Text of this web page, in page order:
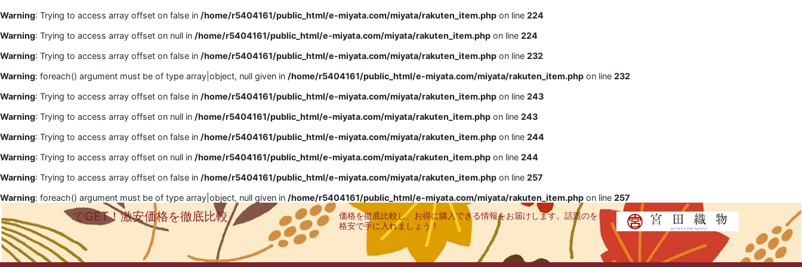
Warning: Trying to access array offset on false in /home/r5404161/public_html/e-miyata.com/miyata/rakuten_item.php on line 224
Warning: Trying to access array offset on null in /home/r5404161/public_html/e-miyata.com/miyata/rakuten_item.php on line 224
Warning: Trying to access array offset on false in /home/r5404161/public_html/e-miyata.com/miyata/rakuten_item.php on line 232
Warning: foreach() argument must be of type array|object, null given in /home/r5404161/public_html/e-miyata.com/miyata/rakuten_item.php on line 232
Warning: Trying to access array offset on false in /home/r5404161/public_html/e-miyata.com/miyata/rakuten_item.php on line 243
Warning: Trying to access array offset on null in /home/r5404161/public_html/e-miyata.com/miyata/rakuten_item.php on line 243
Warning: Trying to access array offset on false in /home/r5404161/public_html/e-miyata.com/miyata/rakuten_item.php on line 244
Warning: Trying to access array offset on null in /home/r5404161/public_html/e-miyata.com/miyata/rakuten_item.php on line 244
Warning: Trying to access array offset on false in /home/r5404161/public_html/e-miyata.com/miyata/rakuten_item.php on line 257
Warning: foreach() argument must be of type array|object, null given in /home/r5404161/public_html/e-miyata.com/miyata/rakuten_item.php on line 257
でGET！激安価格を徹底比較
価格を徹底比較し、お得に購入できる情報をお届けします。話題のを
格安で手に入れましょう！